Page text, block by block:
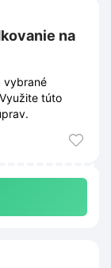
na
vybrané
túto